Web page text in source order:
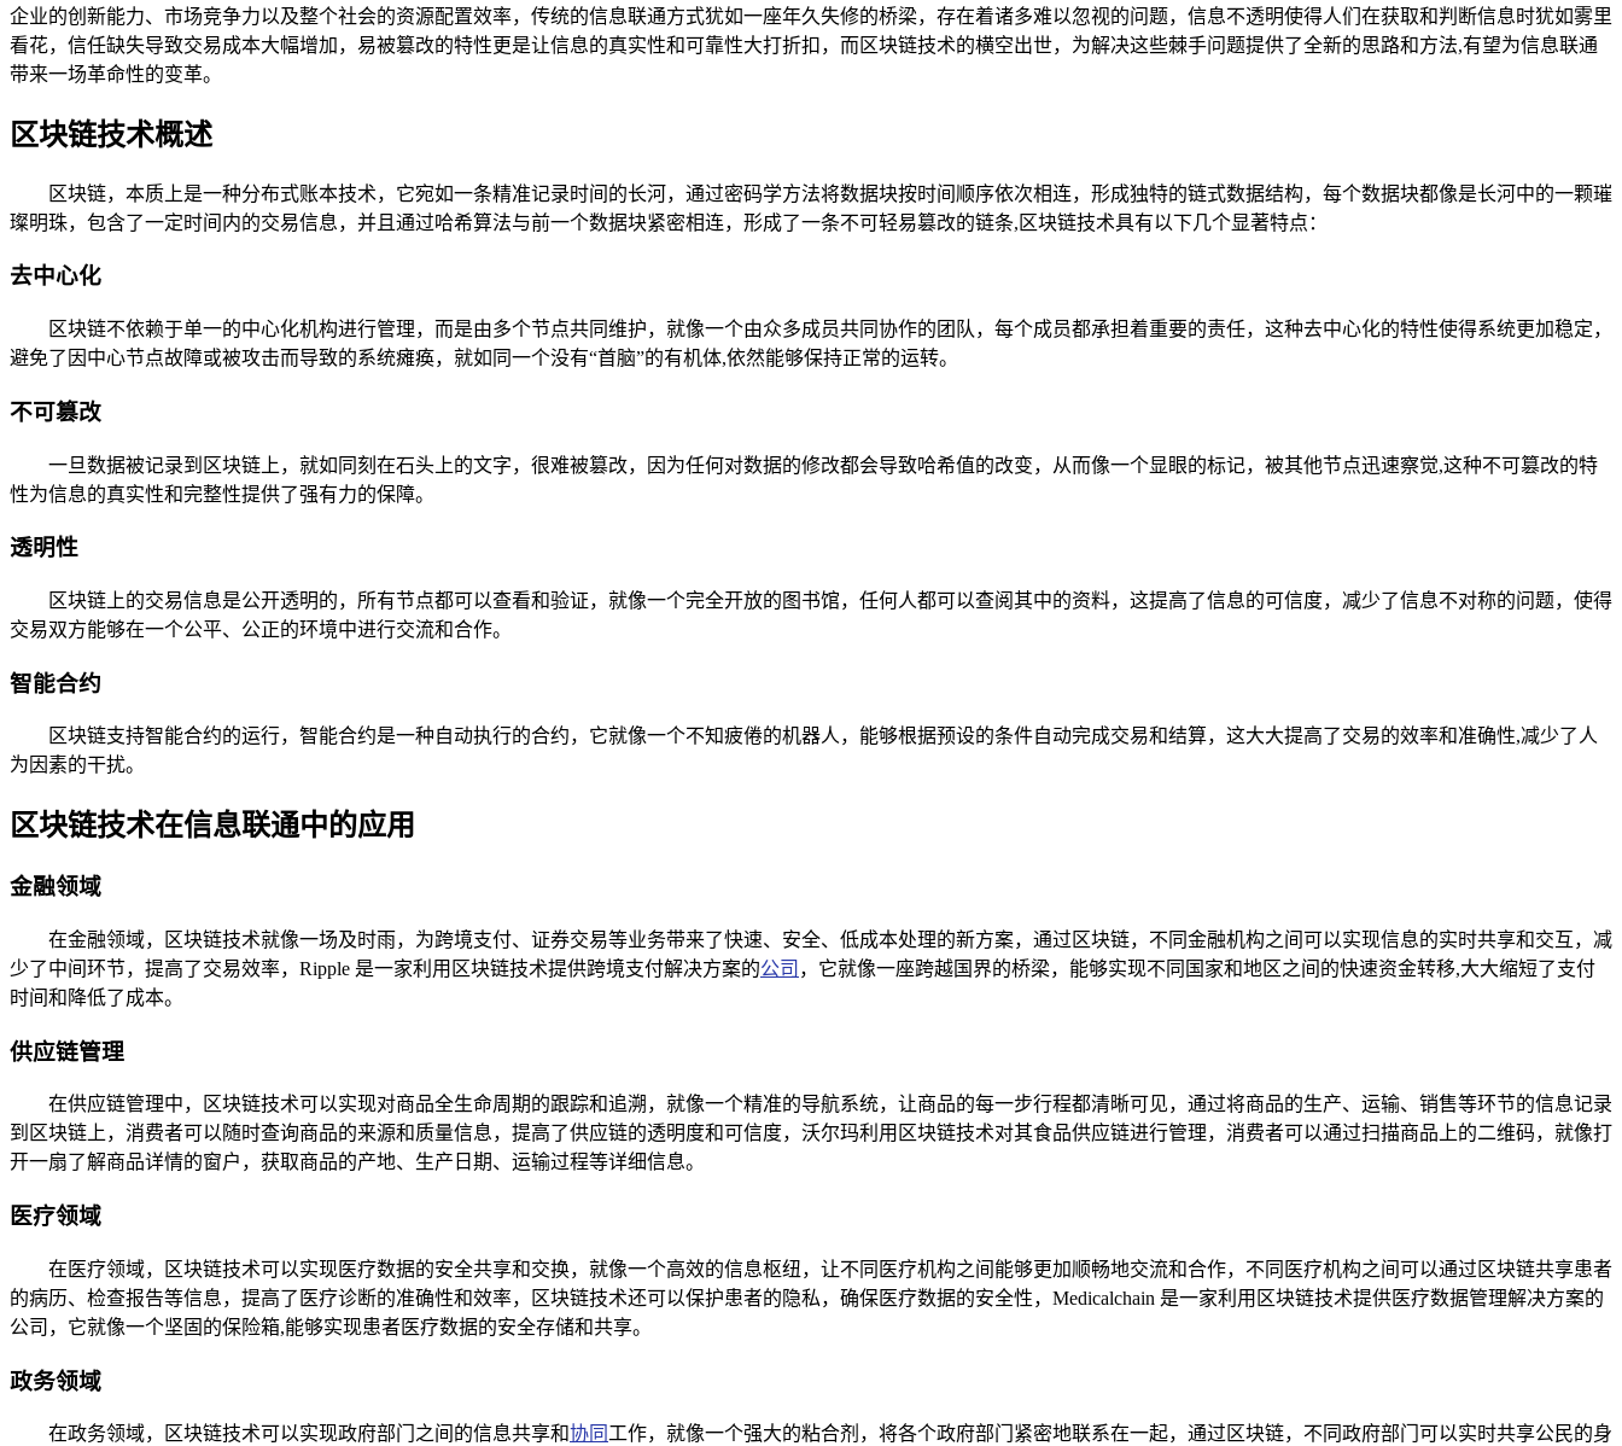
企业的创新能力、市场竞争力以及整个社会的资源配置效率，传统的信息联通方式犹如一座年久失修的桥梁，存在着诸多难以忽视的问题，信息不透明使得人们在获取和判断信息时犹如雾里
看花，信任缺失导致交易成本大幅增加，易被篡改的特性更是让信息的真实性和可靠性大打折扣，而区块链技术的横空出世，为解决这些棘手问题提供了全新的思路和方法,有望为信息联通
带来一场革命性的变革。
区块链技术概述
区块链，本质上是一种分布式账本技术，它宛如一条精准记录时间的长河，通过密码学方法将数据块按时间顺序依次相连，形成独特的链式数据结构，每个数据块都像是长河中的一颗璀
璨明珠，包含了一定时间内的交易信息，并且通过哈希算法与前一个数据块紧密相连，形成了一条不可轻易篡改的链条,区块链技术具有以下几个显著特点：
去中心化
区块链不依赖于单一的中心化机构进行管理，而是由多个节点共同维护，就像一个由众多成员共同协作的团队，每个成员都承担着重要的责任，这种去中心化的特性使得系统更加稳定，
避免了因中心节点故障或被攻击而导致的系统瘫痪，就如同一个没有“首脑”的有机体,依然能够保持正常的运转。
不可篡改
一旦数据被记录到区块链上，就如同刻在石头上的文字，很难被篡改，因为任何对数据的修改都会导致哈希值的改变，从而像一个显眼的标记，被其他节点迅速察觉,这种不可篡改的特
性为信息的真实性和完整性提供了强有力的保障。
透明性
区块链上的交易信息是公开透明的，所有节点都可以查看和验证，就像一个完全开放的图书馆，任何人都可以查阅其中的资料，这提高了信息的可信度，减少了信息不对称的问题，使得
交易双方能够在一个公平、公正的环境中进行交流和合作。
智能合约
区块链支持智能合约的运行，智能合约是一种自动执行的合约，它就像一个不知疲倦的机器人，能够根据预设的条件自动完成交易和结算，这大大提高了交易的效率和准确性,减少了人
为因素的干扰。
区块链技术在信息联通中的应用
金融领域
在金融领域，区块链技术就像一场及时雨，为跨境支付、证券交易等业务带来了快速、安全、低成本处理的新方案，通过区块链，不同金融机构之间可以实现信息的实时共享和交互，减
少了中间环节，提高了交易效率，Ripple 是一家利用区块链技术提供跨境支付解决方案的公司 ，它就像一座跨越国界的桥梁，能够实现不同国家和地区之间的快速资金转移,大大缩短了支付
时间和降低了成本。
供应链管理
在供应链管理中，区块链技术可以实现对商品全生命周期的跟踪和追溯，就像一个精准的导航系统，让商品的每一步行程都清晰可见，通过将商品的生产、运输、销售等环节的信息记录
到区块链上，消费者可以随时查询商品的来源和质量信息，提高了供应链的透明度和可信度，沃尔玛利用区块链技术对其食品供应链进行管理，消费者可以通过扫描商品上的二维码，就像打
开一扇了解商品详情的窗户，获取商品的产地、生产日期、运输过程等详细信息。
医疗领域
在医疗领域，区块链技术可以实现医疗数据的安全共享和交换，就像一个高效的信息枢纽，让不同医疗机构之间能够更加顺畅地交流和合作，不同医疗机构之间可以通过区块链共享患者
的病历、检查报告等信息，提高了医疗诊断的准确性和效率，区块链技术还可以保护患者的隐私，确保医疗数据的安全性，Medicalchain 是一家利用区块链技术提供医疗数据管理解决方案的
公司，它就像一个坚固的保险箱,能够实现患者医疗数据的安全存储和共享。
政务领域
在政务领域，区块链技术可以实现政府部门之间的信息共享和协同 工作，就像一个强大的粘合剂，将各个政府部门紧密地联系在一起，通过区块链，不同政府部门可以实时共享公民的身